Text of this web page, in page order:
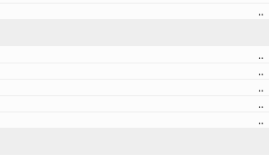
..
..
..
..
..
..